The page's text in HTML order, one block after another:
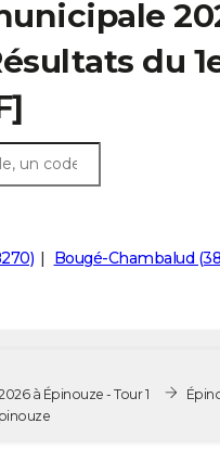
du
Bougé-Chambalud
à Épinouze - Tour 1